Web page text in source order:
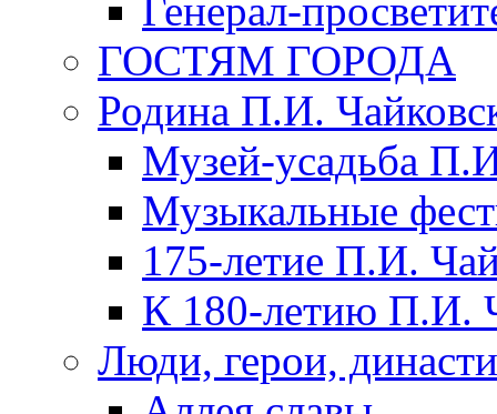
Генерал-
ГОСТЯМ ГОРОДА
Родина П.И.
Музей-усадьба
Музыкальные
175-летие П.И.
К 180-летию П.И.
Люди, герои,